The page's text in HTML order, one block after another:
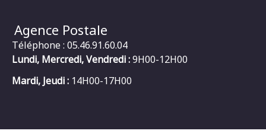
Agence Postale
Téléphone : 05.46.91.60.04
Lundi, Mercredi, Vendredi :9H00-12H00
Mardi, Jeudi : 14H00-17H00